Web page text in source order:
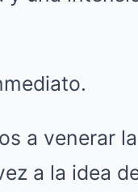
a venerar
a la idea